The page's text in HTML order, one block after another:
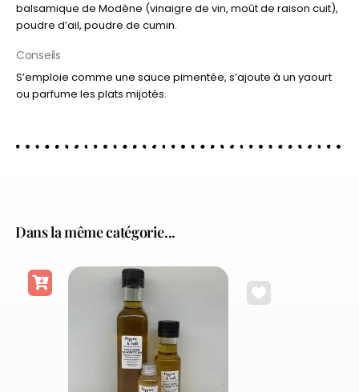
balsamique de Modène (vinaigre de vin, moût de raison cuit),
poudre d’ail, poudre de cumin.
Conseils
S’emploie comme une sauce pimentée, s’ajoute à un yaourt
ou parfume les plats mijotés.
Dans la même catégorie...